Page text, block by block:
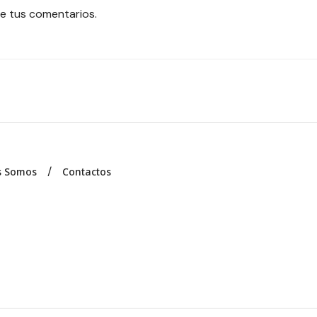
tus comentarios.
Somos Contactos